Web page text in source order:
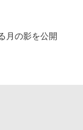
月の影を公開